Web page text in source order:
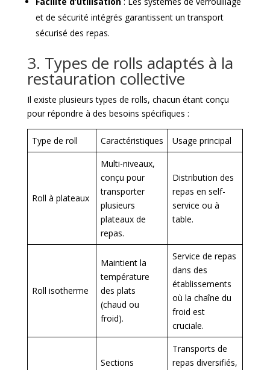
et de sécurité intégrés garantissent un transport
sécurisé des repas.
3. Types de rolls adaptés à la
restauration collective
Il existe plusieurs types de rolls, chacun étant conçu
pour répondre à des besoins spécifiques :
Type de roll Caractéristiques Usage principal
Roll à plateaux
Multi-niveaux,
conçu pour
transporter
plusieurs
plateaux de
repas.
Distribution des
repas en self-
service ou à
table.
Roll isotherme
Maintient la
température
des plats
(chaud ou
froid).
Service de repas
dans des
établissements
où la chaîne du
froid est
cruciale.
Sections
Transports de
repas diversifiés,